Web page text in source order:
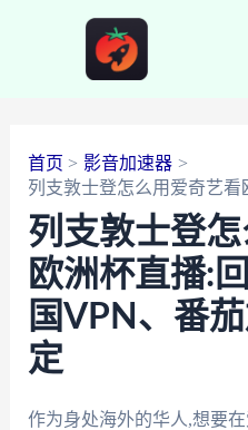
首页
影音加速器
列支敦士登怎么用爱奇艺看
列支敦士登
欧洲杯直播:
国VPN、番
定
作为身处海外的华人,想要